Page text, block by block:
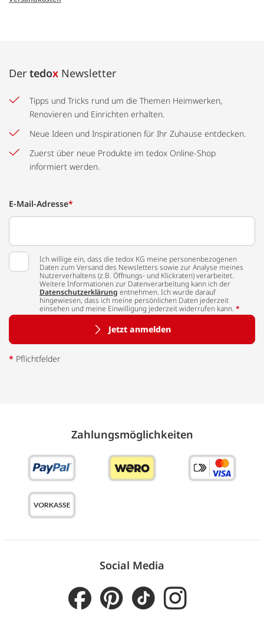
Der tedox Newsletter
Tipps und Tricks rund um die Themen Heimwerken,
Renovieren und Einrichten erhalten.
Neue Ideen und Inspirationen für Ihr Zuhause entdecken.
Zuerst über neue Produkte im tedox Online-Shop
informiert werden.
E-Mail-Adresse*
Ich willige ein, dass die tedox KG meine personenbezogenen
Daten zum Versand des Newsletters sowie zur Analyse meines
Nutzerverhaltens (z.B. Öffnungs- und Klickraten) verarbeitet.
Weitere Informationen zur Datenverarbeitung kann ich der
Datenschutzerklärung entnehmen. Ich wurde darauf
hingewiesen, dass ich meine persönlichen Daten jederzeit
einsehen und meine Einwilligung jederzeit widerrufen kann. *
Jetzt anmelden
* Pflichtfelder
Zahlungs­möglich­keiten
Social Media